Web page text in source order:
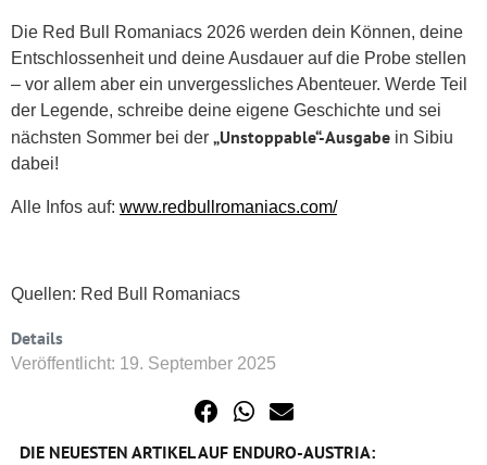
Die Red Bull Romaniacs 2026 werden dein Können, deine
Entschlossenheit und deine Ausdauer auf die Probe stellen
– vor allem aber ein unvergessliches Abenteuer. Werde Teil
der Legende, schreibe deine eigene Geschichte und sei
nächsten Sommer bei der „Unstoppable“-Ausgabe in Sibiu
dabei!
Alle Infos auf: www.redbullromaniacs.com/
Quellen: Red Bull Romaniacs
Details
Veröffentlicht: 19. September 2025
DIE NEUESTEN ARTIKEL AUF ENDURO-AUSTRIA: